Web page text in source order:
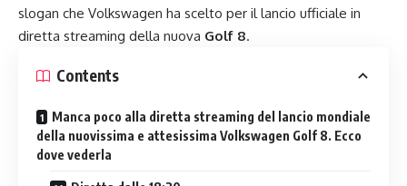
slogan che Volkswagen ha scelto per il lancio ufficiale in
diretta streaming della nuova Golf 8.
Contents
Manca poco alla diretta streaming del lancio mondiale
della nuovissima e attesissima Volkswagen Golf 8. Ecco
dove vederla